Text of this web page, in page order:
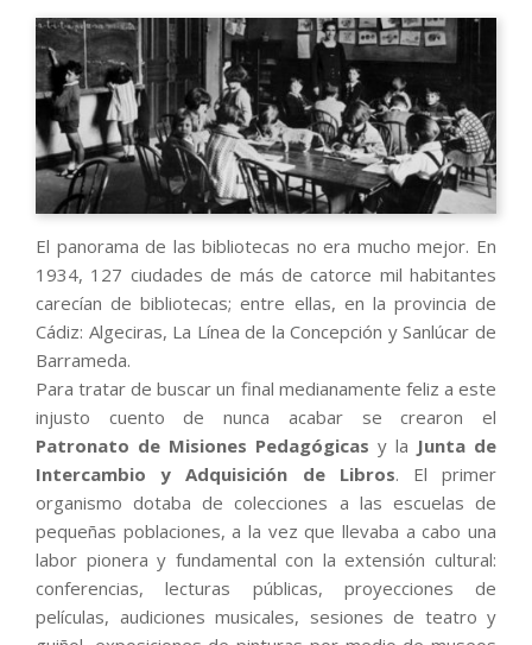
El panorama de las bibliotecas no era mucho mejor. En
1934, 127 ciudades de más de catorce mil habitantes
carecían de bibliotecas; entre ellas, en la provincia de
Cádiz: Algeciras, La Línea de la Concepción y Sanlúcar de
Barrameda.
Para tratar de buscar un final medianamente feliz a este
injusto cuento de nunca acabar se crearon el
Patronato de Misiones Pedagógicas y la Junta de
Intercambio y Adquisición de Libros. El primer
organismo dotaba de colecciones a las escuelas de
pequeñas poblaciones, a la vez que llevaba a cabo una
labor pionera y fundamental con la extensión cultural:
conferencias, lecturas públicas, proyecciones de
películas, audiciones musicales, sesiones de teatro y